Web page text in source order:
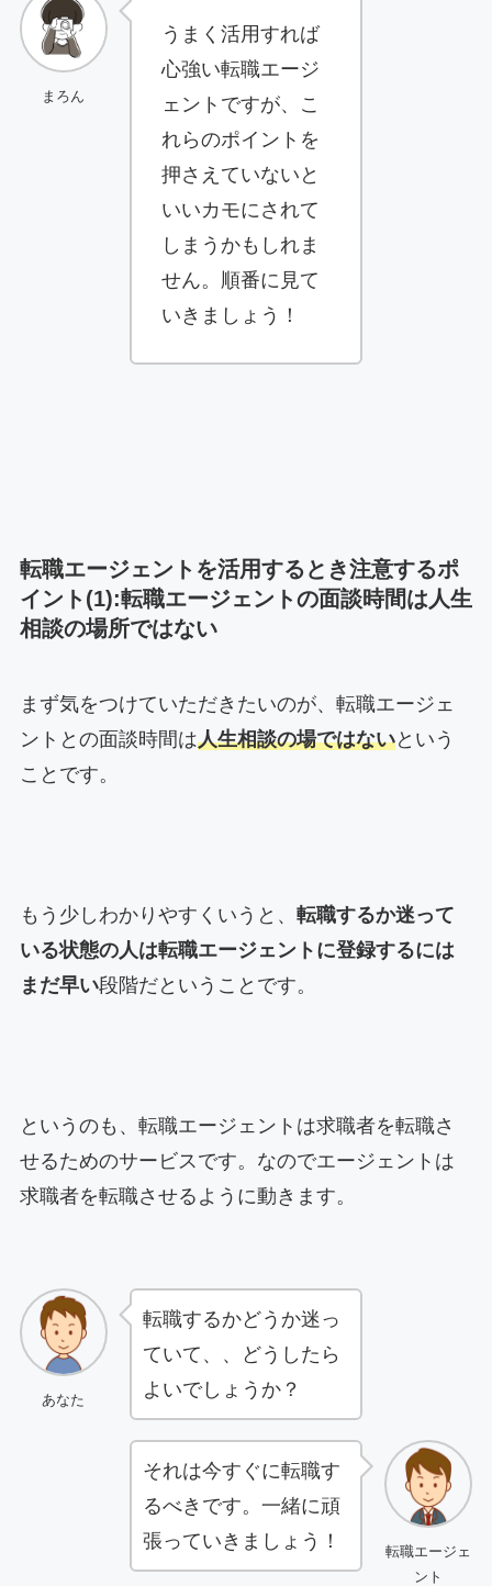
まろん
うまく活用すれば
心強い転職エージ
ェントですが、こ
れらのポイントを
押さえていないと
いいカモにされて
しまうかもしれま
せん。順番に見て
いきましょう！
転職エージェントを活用するとき注意するポ
イント(1):転職エージェントの面談時間は人生
相談の場所ではない
まず気をつけていただきたいのが、転職エージェ
ントとの面談時間は人生相談の場ではないという
ことです。
もう少しわかりやすくいうと、 転職するか迷って
いる状態の人は転職エージェントに登録するには
まだ早い段階だということです。
というのも、転職エージェントは求職者を転職さ
せるためのサービスです。なのでエージェントは
求職者を転職させるように動きます。
あなた
転職するかどうか迷っ
ていて、、どうしたら
よいでしょうか？
転職エージェ
ント
それは今すぐに転職す
るべきです。一緒に頑
張っていきましょう！